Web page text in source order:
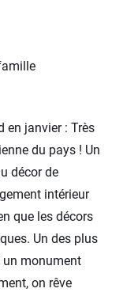
en janvier : Très
du pays ! Un
décor de
intérieur
que les décors
Un des plus
un monument
on rêve